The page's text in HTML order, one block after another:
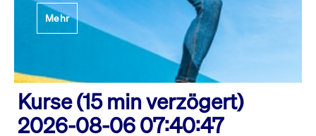
Mehr
Kurse (15 min verzögert)
2026-08-06 07:40:47